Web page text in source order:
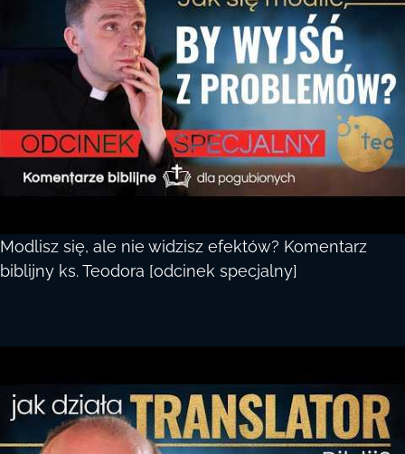
Modlisz się, ale nie widzisz efektów? Komentarz
biblijny ks. Teodora [odcinek specjalny]